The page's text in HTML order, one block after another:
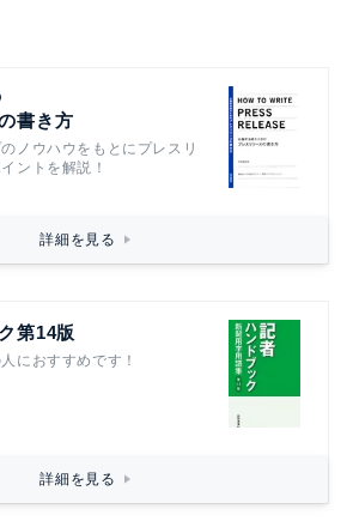
書き方
ノウハウをもとにプレスリ
ントを解説！
詳細を見る
第14版
におすすめです！
詳細を見る